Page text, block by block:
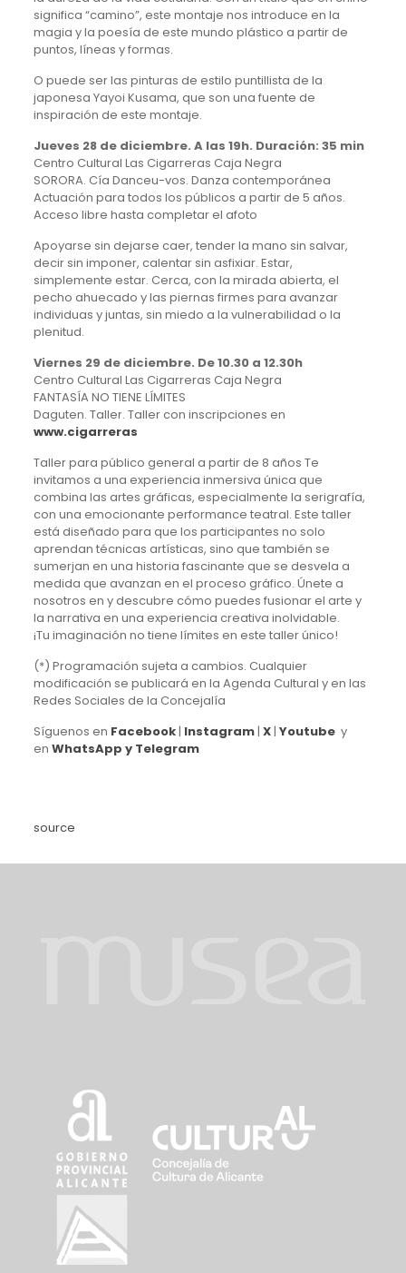
significa “camino”, este montaje nos introduce en la
magia y la poesía de este mundo plástico a partir de
puntos, líneas y formas.
O puede ser las pinturas de estilo puntillista de la
japonesa Yayoi Kusama, que son una fuente de
inspiración de este montaje.
Jueves 28 de diciembre. A las 19h. Duración: 35 min
Centro Cultural Las Cigarreras Caja Negra
SORORA. Cía Danceu-vos. Danza contemporánea
Actuación para todos los públicos a partir de 5 años.
Acceso libre hasta completar el afoto
Apoyarse sin dejarse caer, tender la mano sin salvar,
decir sin imponer, calentar sin asfixiar. Estar,
simplemente estar. Cerca, con la mirada abierta, el
pecho ahuecado y las piernas firmes para avanzar
individuas y juntas, sin miedo a la vulnerabilidad o la
plenitud.
Viernes 29 de diciembre. De 10.30 a 12.30h
Centro Cultural Las Cigarreras Caja Negra
FANTASÍA NO TIENE LÍMITES
Daguten. Taller. Taller con inscripciones en
www.cigarreras
Taller para público general a partir de 8 años Te
invitamos a una experiencia inmersiva única que
combina las artes gráficas, especialmente la serigrafía,
con una emocionante performance teatral. Este taller
está diseñado para que los participantes no solo
aprendan técnicas artísticas, sino que también se
sumerjan en una historia fascinante que se desvela a
medida que avanzan en el proceso gráfico. Únete a
nosotros en y descubre cómo puedes fusionar el arte y
la narrativa en una experiencia creativa inolvidable.
¡Tu imaginación no tiene límites en este taller único!
(*) Programación sujeta a cambios. Cualquier
modificación se publicará en la Agenda Cultural y en las
Redes Sociales de la Concejalía
Síguenos en Facebook| Instagram| X| Youtubey
en WhatsApp y Telegram
source